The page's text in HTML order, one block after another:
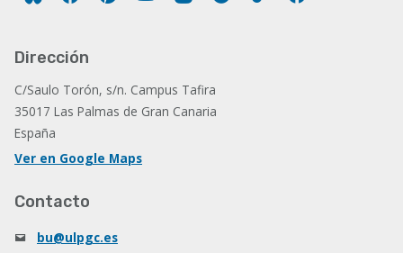
Dirección
C/Saulo Torón, s/n. Campus Tafira
35017 Las Palmas de Gran Canaria
España
Ver en Google Maps
Contacto
bu@ulpgc.es